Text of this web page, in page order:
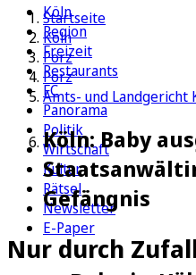
Köln
Region
Freizeit
Restaurants
FC
Panorama
Politik
Wirtschaft
Kultur
Rätsel
Newsletter
E-Paper
Startseite
Köln
Porz
Porz
Amts- und Landgericht
Köln: Baby
Gefängnis
Nur durch